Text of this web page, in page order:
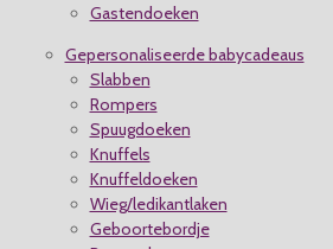
Gastendoeken
Gepersonaliseerde babycadeaus
Slabben
Rompers
Spuugdoeken
Knuffels
Knuffeldoeken
Wieg/ledikantlaken
Geboortebordje